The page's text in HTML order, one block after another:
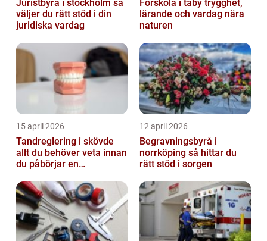
Juristbyrå i stockholm så
väljer du rätt stöd i din
juridiska vardag
Förskola i täby trygghet,
lärande och vardag nära
naturen
15 april 2026
Tandreglering i skövde
allt du behöver veta innan
du påbörjar en
12 april 2026
Begravningsbyrå i
norrköping så hittar du
rätt stöd i sorgen